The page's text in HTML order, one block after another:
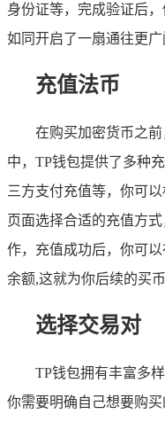
身份证等，完成验证后
如同开启了一扇通往更广
充值法币
在购买加密货币之
中，TP钱包提供了多种
三方支付充值等，你可
页面选择合适的充值方
作，充值成功后，你可
余额,这就为你后续的买
选择交易对
TP钱包拥有丰富多
你需要明确自己想要购